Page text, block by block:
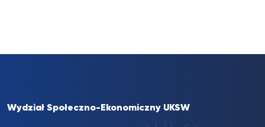
Wydział Społeczno-Ekonomiczny UKSW